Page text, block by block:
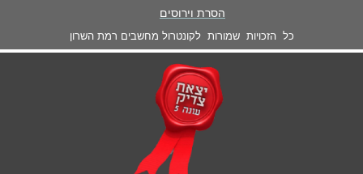
הסרת וירוסים
כל הזכויות שמורות לקונטרול מחשבים רמת השרון